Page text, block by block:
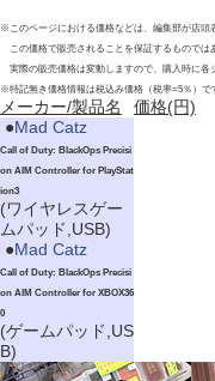
※このページにおける価格などは、編集部が店頭
この価格で販売されることを保証するものでは
実際の販売価格は変動しますので、購入時に各
※特記無き価格情報は税込み価格（税率=5％）で
メーカー/製品名 価格(円)
●Mad Catz
Call of Duty: BlackOps Precisi
on AIM Controller for PlayStat
ion3
(ワイヤレスゲー
ムパッド,USB)
●Mad Catz
Call of Duty: BlackOps Precisi
on AIM Controller for XBOX36
0
(ゲームパッド,US
B)